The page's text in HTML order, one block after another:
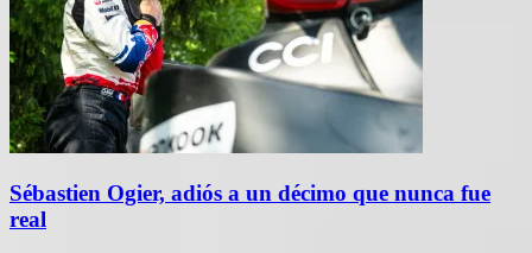
Sébastien Ogier, adiós a un décimo que nunca fue
real